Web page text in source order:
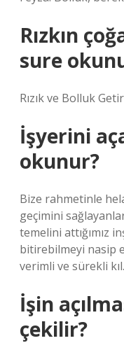
Rızkın
sure
Rızık ve Bolluk
İşyerini
okunur?
Bize rahmetinle
geçimini
temelini attığımız
bitirebilmeyi nasip
verimli ve sürekli kıl.
İşin
çekilir?